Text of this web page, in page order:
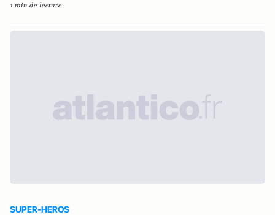
1 min de lecture
SUPER-HEROS